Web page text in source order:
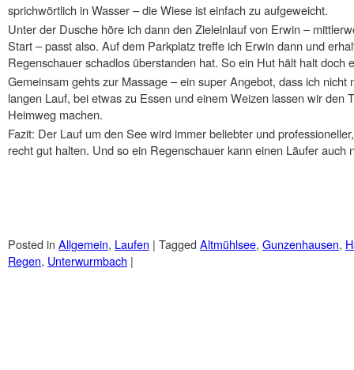
sprichwörtlich in Wasser – die Wiese ist einfach zu aufgeweicht.
Unter der Dusche höre ich dann den Zieleinlauf von Erwin –
Start – passt also. Auf dem Parkplatz treffe ich Erwin dann und
Regenschauer schadlos überstanden hat. So ein Hut hält halt doch
Gemeinsam gehts zur Massage – ein super Angebot, dass ich nicht
langen Lauf, bei etwas zu Essen und einem Weizen lassen wir den
Heimweg machen.
Fazit: Der Lauf um den See wird immer beliebter und
recht gut halten. Und so ein Regenschauer kann einen Läufer auch
Posted in Allgemein, Laufen | Tagged Altmühlsee, Gunzenhausen,
Regen, Unterwurmbach |